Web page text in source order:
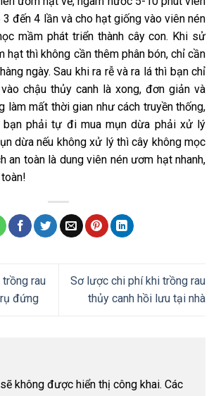
đến 4 lần và cho hạt giống vào viên nén
mầm phát triển thành cây con. Khi sử
hạt thì không cần thêm phân bón, chỉ cần
ngày. Sau khi ra rễ và ra lá thì bạn chỉ
chậu thủy canh là xong, đơn giản và
làm mất thời gian như cách truyền thống,
bạn phải tự đi mua mụn dừa phải xử lý
dừa nếu không xử lý thì cây không mọc
an toàn là dung viên nén ươm hạt nhanh,
trồng rau
đứng
Sơ lược chi phí khi trồng rau
thủy canh hồi lưu tại nhà
không được hiển thị công khai. Các